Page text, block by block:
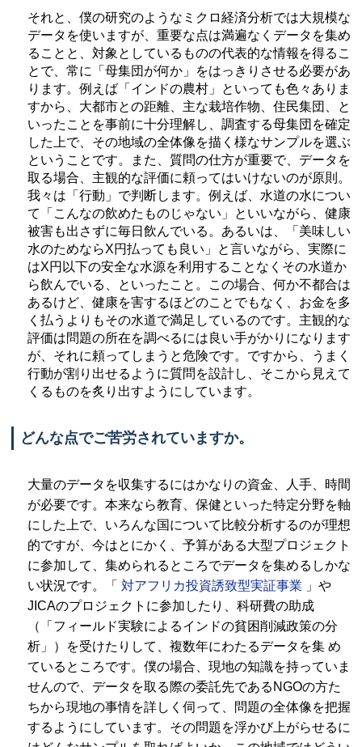
それと、僕の研究のようなミクロ経済分析では大規模な
データを使いますが、重要な点は満遍なくデータを集め
ることと、対象としているものの代表的な情報を得るこ
とで、常に「母集団が何か」をはっきりさせる必要があ
ります。例えば「インドの農村」といっても色々ありま
すから、大都市との距離、主な栽培作物、住民集団、と
いったことを事前に十分理解し、調査する母集団を確定
した上で、その地域の全体像を描く様なサンプルを選ぶ
ということです。また、質問の仕方が重要で、データを
取る場合、主観的な評価に頼ってはいけないのが原則。
我々は「行動」で判断します。例えば、水道の水につい
て「こんなの飲めたものじゃない」といいながら、健康
被害も出さずに毎日飲んでいる。あるいは、「美味しい
水のためならX円払っても良い」と言いながら、実際に
はX円以下の安全な水源を利用することなくその水道か
ら飲んでいる、といったこと。この場合、何か不都合は
あるけど、健康を害するほどのことでもなく、お金を多
く払うよりもその水道で満足しているのです。主観的な
評価は問題の所在を調べるには良い手がかりになります
が、それに頼ってしまうと危険です。ですから、うまく
行動が割り出せるように質問を設計し、そこから見えて
くるものを炙り出すようにしています。
どんな点でご苦労されていますか。
大量のデータを収集するにはかなりの資金、人手、時間
が必要です。本来なら教育、保健といった特定分野を軸
にした上で、いろんな国について比較分析するのが理想
的ですが、今はとにかく、予算がある大型プロジェクト
に参加して、集められるところでデータを集めるしかな
い状況です。「 対アフリカ投資誘致型実証事業 」や
JICAのプロジェクトに参加したり、科研費の助成
（「フィールド実験によるインドの貧困削減政策の分
析」）を受けたりして、複数年にわたるデータを集 め
ているところです。僕の場合、現地の知識を持っていま
せんので、データを取る際の委託先であるNGOの方た
ちから現地の事情を詳しく伺って、問題の全体像を把握
するようにしています。その問題を浮かび上がらせるに